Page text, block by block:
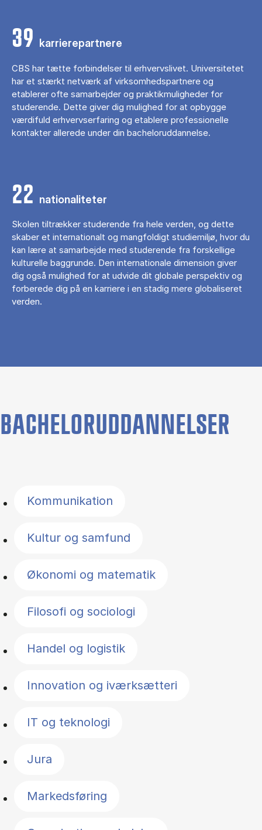
39 karrierepartnere
CBS har tætte forbindelser til erhvervslivet. Universitetet
har et stærkt netværk af virksomhedspartnere og
etablerer ofte samarbejder og praktikmuligheder for
studerende. Dette giver dig mulighed for at opbygge
værdifuld erhvervserfaring og etablere professionelle
kontakter allerede under din bacheloruddannelse.
22 nationaliteter
Skolen tiltrækker studerende fra hele verden, og dette
skaber et internationalt og mangfoldigt studiemiljø, hvor du
kan lære at samarbejde med studerende fra forskellige
kulturelle baggrunde. Den internationale dimension giver
dig også mulighed for at udvide dit globale perspektiv og
forberede dig på en karriere i en stadig mere globaliseret
verden.
BACHELORUDDANNELSER
Kommunikation
Kultur og samfund
Økonomi og matematik
Filosofi og sociologi
Handel og logistik
Innovation og iværksætteri
IT og teknologi
Jura
Markedsføring